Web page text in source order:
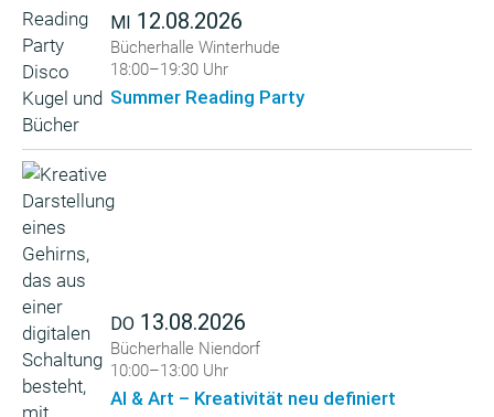
MI 12.08.2026
Bücherhalle Winterhude
18:00–19:30 Uhr
Summer Reading Party
DO 13.08.2026
Bücherhalle Niendorf
10:00–13:00 Uhr
AI & Art – Kreativität neu definiert